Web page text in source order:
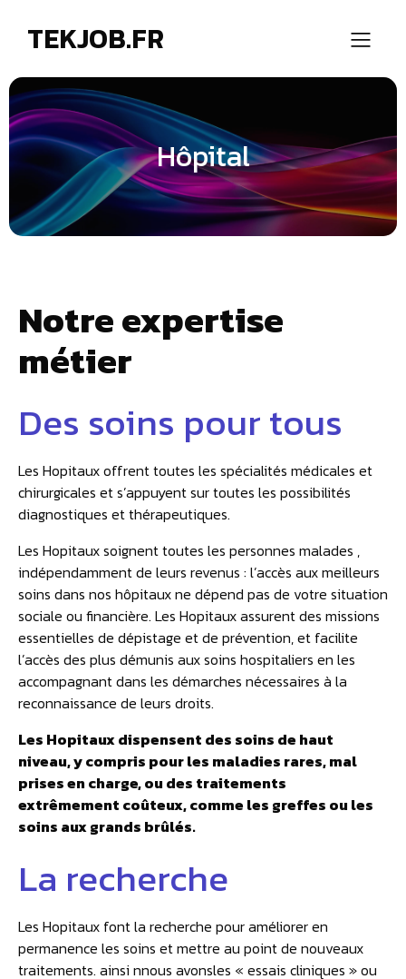
TEKJOB.FR
Hôpital
Notre expertise
métier
Des soins pour tous
Les Hopitaux offrent toutes les spécialités médicales et
chirurgicales et s’appuyent sur toutes les possibilités
diagnostiques et thérapeutiques.
Les Hopitaux soignent toutes les personnes malades ,
indépendamment de leurs revenus : l’accès aux meilleurs
soins dans nos hôpitaux ne dépend pas de votre situation
sociale ou financière. Les Hopitaux assurent des missions
essentielles de dépistage et de prévention, et facilite
l’accès des plus démunis aux soins hospitaliers en les
accompagnant dans les démarches nécessaires à la
reconnaissance de leurs droits.
Les Hopitaux dispensent des soins de haut
niveau, y compris pour les maladies rares, mal
prises en charge, ou des traitements
extrêmement coûteux, comme les greffes ou les
soins aux grands brûlés.
La recherche
Les Hopitaux font la recherche pour améliorer en
permanence les soins et mettre au point de nouveaux
traitements. ainsi nnous avonsles « essais cliniques » ou